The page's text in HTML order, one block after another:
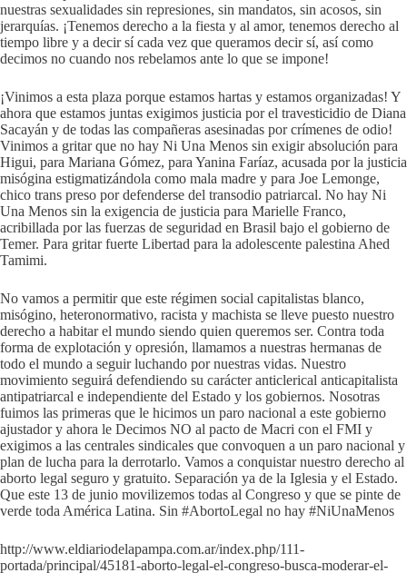
nuestras sexualidades sin represiones, sin mandatos, sin acosos, sin
jerarquías. ¡Tenemos derecho a la fiesta y al amor, tenemos derecho al
tiempo libre y a decir sí cada vez que queramos decir sí, así como
decimos no cuando nos rebelamos ante lo que se impone!
¡Vinimos a esta plaza porque estamos hartas y estamos organizadas! Y
ahora que estamos juntas exigimos justicia por el travesticidio de Diana
Sacayán y de todas las compañeras asesinadas por crímenes de odio!
Vinimos a gritar que no hay Ni Una Menos sin exigir absolución para
Higui, para Mariana Gómez, para Yanina Faríaz, acusada por la justicia
misógina estigmatizándola como mala madre y para Joe Lemonge,
chico trans preso por defenderse del transodio patriarcal. No hay Ni
Una Menos sin la exigencia de justicia para Marielle Franco,
acribillada por las fuerzas de seguridad en Brasil bajo el gobierno de
Temer. Para gritar fuerte Libertad para la adolescente palestina Ahed
Tamimi.
No vamos a permitir que este régimen social capitalistas blanco,
misógino, heteronormativo, racista y machista se lleve puesto nuestro
derecho a habitar el mundo siendo quien queremos ser. Contra toda
forma de explotación y opresión, llamamos a nuestras hermanas de
todo el mundo a seguir luchando por nuestras vidas. Nuestro
movimiento seguirá defendiendo su carácter anticlerical anticapitalista
antipatriarcal e independiente del Estado y los gobiernos. Nosotras
fuimos las primeras que le hicimos un paro nacional a este gobierno
ajustador y ahora le Decimos NO al pacto de Macri con el FMI y
exigimos a las centrales sindicales que convoquen a un paro nacional y
plan de lucha para la derrotarlo. Vamos a conquistar nuestro derecho al
aborto legal seguro y gratuito. Separación ya de la Iglesia y el Estado.
Que este 13 de junio movilizemos todas al Congreso y que se pinte de
verde toda América Latina. Sin #AbortoLegal no hay #NiUnaMenos
http://www.eldiariodelapampa.com.ar/index.php/111-
portada/principal/45181-aborto-legal-el-congreso-busca-moderar-el-